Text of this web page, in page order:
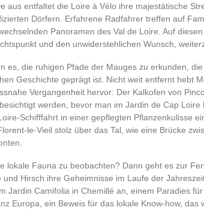
aus entfaltet die Loire à Vélo ihre majestätische
Dörfern. Erfahrene Radfahrer treffen auf
Panoramen des Val de Loire. Auf
und den unwiderstehlichen Wunsch,
es, die ruhigen Pfade der Mauges zu erkunden,
Geschichte geprägt ist. Nicht weit entfernt hebt
Vergangenheit hervor: Der Kalkofen von
werden, bevor man im Jardin de Cap Loire
Schifffahrt in einer gepflegten Pflanzenkulisse
le-Vieil stolz über das Tal, wie eine Brücke
lokale Fauna zu beobachten? Dann geht es zur
und Hirsch ihre Geheimnisse im Laufe der
Jardin Camifolia in Chemillé an, einem Paradies
Europa, ein Beweis für das lokale Know-how, das